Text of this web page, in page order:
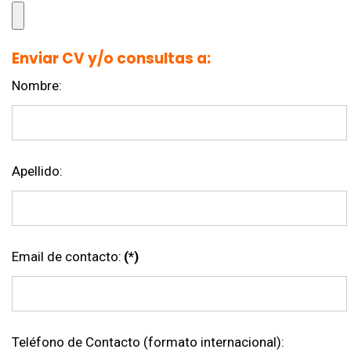
Enviar CV y/o consultas a:
Nombre:
Apellido:
Email de contacto: (*)
Teléfono de Contacto (formato internacional):